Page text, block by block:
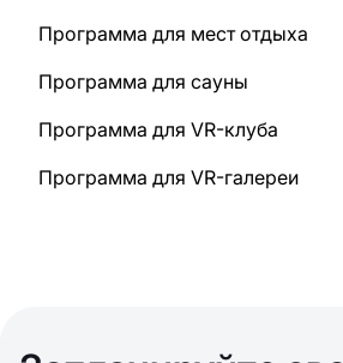
Программа для мест отдыха
Программа для сауны
Программа для VR-клуба
Программа для VR-галереи